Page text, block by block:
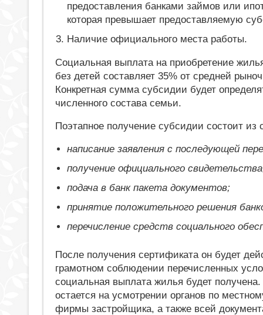
предоставления банками займов или
которая превышает предоставляемую
Наличие официального места работы.
Социальная выплата на приобретение
без детей составляет 35% от средней
Конкретная сумма субсидии будет
численного состава семьи.
Поэтапное получение субсидии состоит
написание заявления с последующей
получение официального
подача в банк пакета документов;
принятие положительного решения
перечисление средств социального
После получения сертификата он будет
грамотном соблюдении перечисленных
социальная выплата жилья будет
остается на усмотрении органов по
фирмы застройщика, а также всей